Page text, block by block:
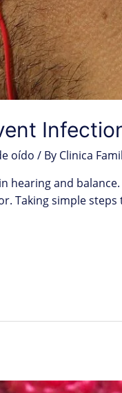
oído / By Clinica
and
simple